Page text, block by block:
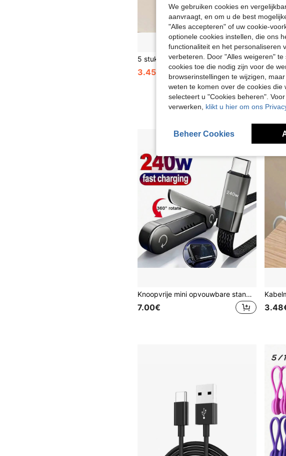
5 stuks Wave-kabelbeschermingsset, TPU-kabelbeschermer, accessoires voor kabelbeschermers, geen batterij, compatibel met Apple-telefoon, datakabelbeschermingsset en opladerbeschermer
3.45€ 3.46€
Knoopvrije mini opvouwbare standaard 240W max opvouwbare telefoonhouder datakabel dubbele Type-C supersnelle laadkabel gevlochten, ondersteunt 240W 6A Type-C naar Type-C/USB naar Type-C supersnel opladen en gegevensoverdracht, compatibel met Samsung S23 S22 S21, 12Pro K50 K60, P40 P60 en andere Android-telefoons. Een ideaal cadeau voor Moederdag of een verjaardag.
7.00€
We gebruiken cookies en
aanvraagt, en om u de best
"Alles accepteren" of uw cookie-
optionele cookies instellen, die ons
functionaliteit en het personaliseren
verbeteren. Door "Alles weigeren"
cookies toe die nodig zijn voor de
browserinstellingen te wijzigen,
weten te komen over de cookies die
selecteert u "Cookies beheren".
verwerken, klikt u hier om ons
Beheer Cookies